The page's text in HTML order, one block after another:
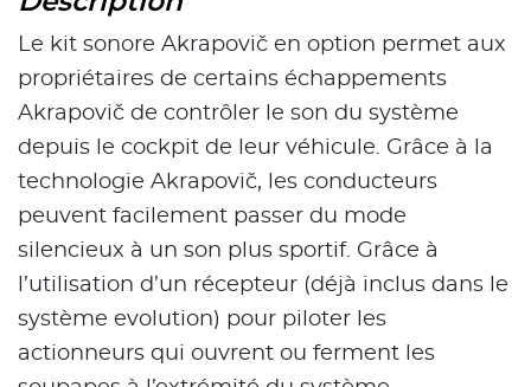
Le kit sonore Akrapovič en option permet aux
propriétaires de certains échappements
Akrapovič de contrôler le son du système
depuis le cockpit de leur véhicule. Grâce à la
technologie Akrapovič, les conducteurs
peuvent facilement passer du mode
silencieux à un son plus sportif. Grâce à
l’utilisation d’un récepteur (déjà inclus dans le
système evolution) pour piloter les
actionneurs qui ouvrent ou ferment les